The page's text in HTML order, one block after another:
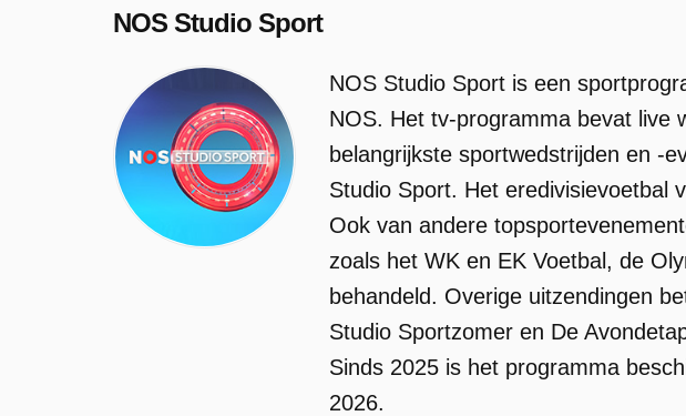
NOS Studio Sport
NOS Studio Sport is een
NOS. Het tv-programma bevat live
belangrijkste sportwedstrijden en -
Studio Sport. Het eredivisievoetbal
Ook van andere
zoals het WK en EK Voetbal, de
behandeld. Overige uitzendingen
Studio Sportzomer en De
Sinds 2025 is het programma
2026.